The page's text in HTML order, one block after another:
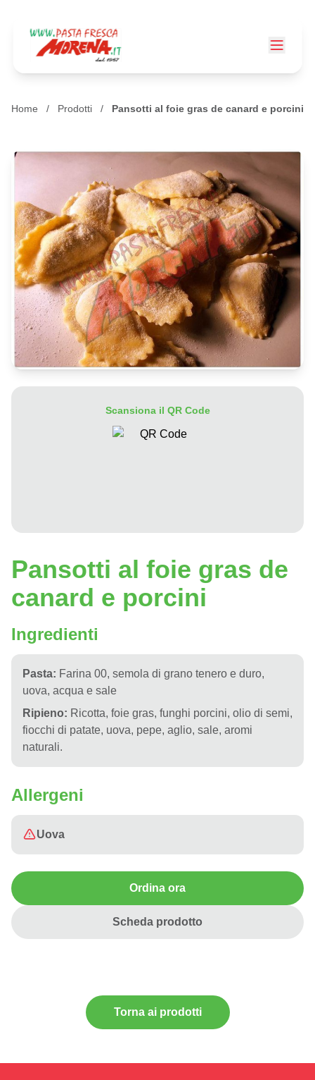
Home / Prodotti / Pansotti al foie gras de canard e porcini
Scansiona il QR Code
Pansotti al foie gras de
canard e porcini
Ingredienti
Pasta: Farina 00, semola di grano tenero e duro,
uova, acqua e sale
Ripieno: Ricotta, foie gras, funghi porcini, olio di semi,
fiocchi di patate, uova, pepe, aglio, sale, aromi
naturali.
Allergeni
Uova
Ordina ora
Scheda prodotto
Torna ai prodotti